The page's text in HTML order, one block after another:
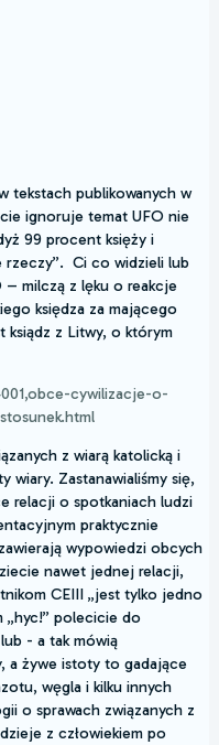
tekstach publikowanych w
ignoruje temat UFO nie
99 procent księży i
rzeczy”. Ci co widzieli lub
– milczą z lęku o reakcje
księdza za mającego
ksiądz z Litwy, o którym
cywilizacje-o-
z wiarą katolicką i
wiary. Zastanawialiśmy się,
relacji o spotkaniach ludzi
praktycznie
wypowiedzi obcych
nawet jednej relacji,
CEIII „jest tylko jedno
„hyc!” polecicie do
- a tak mówią
a żywe istoty to gadające
węgla i kilku innych
o sprawach związanych z
z człowiekiem po